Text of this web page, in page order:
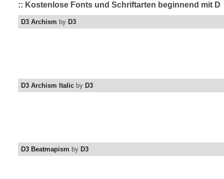
:: Kostenlose Fonts und Schriftarten beginnend mit D
D3 Archism by D3
D3 Archism Italic by D3
D3 Beatmapism by D3